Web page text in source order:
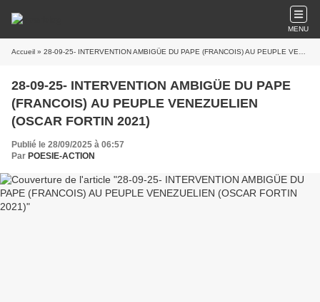
MENU
Accueil » 28-09-25- INTERVENTION AMBIGÜE DU PAPE (FRANCOIS) AU PEUPLE VENEZUELIEN (OSCAR FORTIN 2021)
28-09-25- INTERVENTION AMBIGÜE DU PAPE
(FRANCOIS) AU PEUPLE VENEZUELIEN
(OSCAR FORTIN 2021)
Publié le 28/09/2025 à 06:57
Par POESIE-ACTION